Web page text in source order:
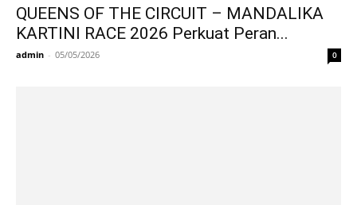
QUEENS OF THE CIRCUIT – MANDALIKA
KARTINI RACE 2026 Perkuat Peran...
admin - 05/05/2026 0